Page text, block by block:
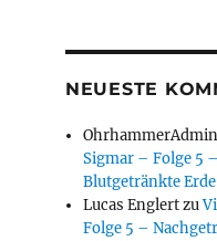
NEUESTE
OhrhammerAdmin
Sigmar – Folge 5
Blutgetränkte Erde
Lucas Englertzu
Folge 5 –